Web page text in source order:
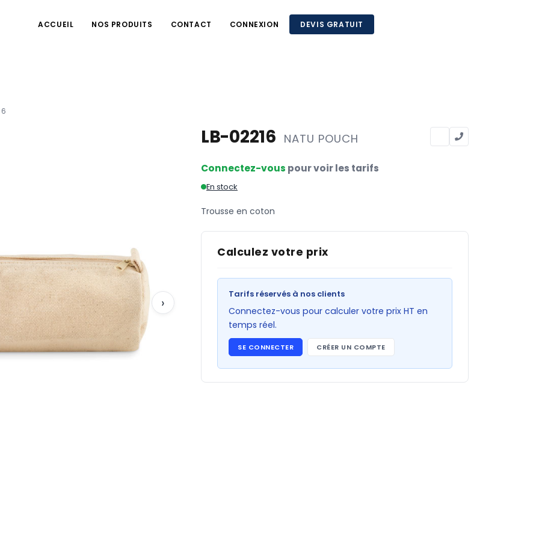
ACCUEIL NOS PRODUITS CONTACT CONNEXION DEVIS GRATUIT
›
LB-02216 NATU POUCH
Connectez-vous pour voir les tarifs
En stock
Trousse en coton
Calculez votre prix
Tarifs réservés à nos clients
Connectez-vous pour calculer votre prix HT en
temps réel.
SE CONNECTER CRÉER UN COMPTE